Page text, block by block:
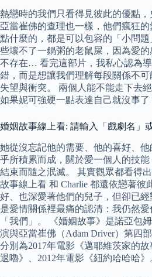
熱戀時的我們只看得見彼此的優點
亞當崔佛的查理也一樣，他們瘋狂
點什麼的，都是可以包容的「小問
些壞不了一鍋粥的老鼠屎，因為愛
不存在… 看完這部片，我私心認為
錯，而是想讓我們理解每段關係不
失望與衝突。 兩個人能不能走下去
如果妮可強硬一點表達自己就沒事了
婚姻故事線上看: 請輸入「戲劇名」
她從沒忘記他的需要、他的喜好、
乎所積累而成，關於愛一個人的技
結束而隨之泯滅。 其實觀眾都看得
故事線上看 和 Charlie 都還依戀著彼
好、也深愛著他們的兒子，但卻已
是愛情關係裡最痛的認清：我仍然
「我們」。 《婚姻故事》是諾亞包
演與亞當崔佛（Adam Driver）第四
分別為2017年電影《邁耶維茨家的
退嚕》、2012年電影《紐約哈哈哈》